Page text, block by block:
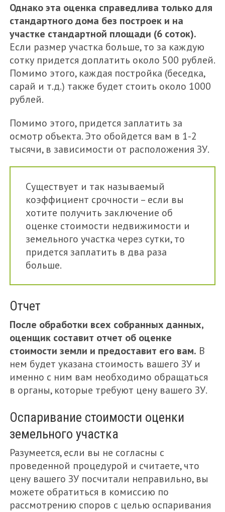
Однако эта оценка справедлива только для
стандартного дома без построек и на
участке стандартной площади (6 соток).
Если размер участка больше, то за каждую
сотку придется доплатить около 500 рублей.
Помимо этого, каждая постройка (беседка,
сарай и т.д.) также будет стоить около 1000
рублей.
Помимо этого, придется заплатить за
осмотр объекта. Это обойдется вам в 1-2
тысячи, в зависимости от расположения ЗУ.
Существует и так называемый
коэффициент срочности – если вы
хотите получить заключение об
оценке стоимости недвижимости и
земельного участка через сутки, то
придется заплатить в два раза
больше.
Отчет
После обработки всех собранных данных,
оценщик составит отчет об оценке
стоимости земли и предоставит его вам. В
нем будет указана стоимость вашего ЗУ и
именно с ним вам необходимо обращаться
в органы, которые требуют цену вашего ЗУ.
Оспаривание стоимости оценки
земельного участка
Разумеется, если вы не согласны с
проведенной процедурой и считаете, что
цену вашего ЗУ посчитали неправильно, вы
можете обратиться в комиссию по
рассмотрению споров с целью оспаривания